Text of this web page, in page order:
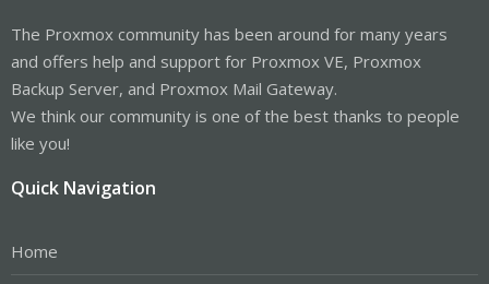
The Proxmox community has been around for many years
and offers help and support for Proxmox VE, Proxmox
Backup Server, and Proxmox Mail Gateway.
We think our community is one of the best thanks to people
like you!
Quick Navigation
Home